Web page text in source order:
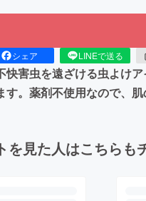
シェア LINEで送る
快害虫を遠ざける虫よけ
す。薬剤不使用なので、
を見た人はこちらも